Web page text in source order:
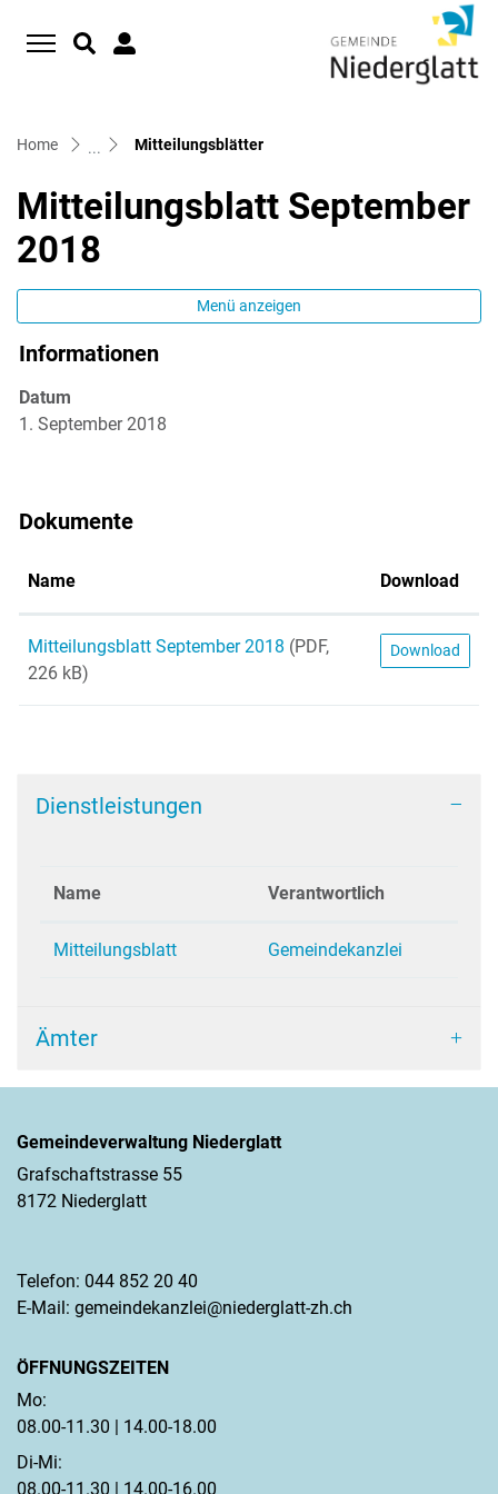
Home Mitteilungsblätter(ausgewählt)
Mitteilungsblatt September
2018
Menü anzeigen
Informationen
Datum
1. September 2018
Dokumente
Name Download
Mitteilungsblatt September 2018 (PDF,
226 kB)
Download
Dienstleistungen
Name Verantwortlich
Mitteilungsblatt Gemeindekanzlei
Ämter
Gemeindeverwaltung Niederglatt
Grafschaftstrasse 55
8172 Niederglatt
Telefon: 044 852 20 40
E-Mail: gemeindekanzlei@niederglatt-zh.ch
ÖFFNUNGSZEITEN
Mo:
08.00-11.30 | 14.00-18.00
Di-Mi:
08.00-11.30 | 14.00-16.00